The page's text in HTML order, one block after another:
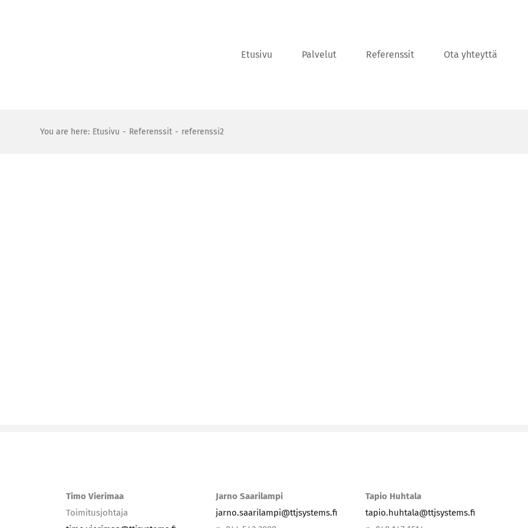
Etusivu Palvelut Referenssit Ota yhteyttä
You are here: Etusivu Referenssit referenssi2
Timo Vierimaa
Toimitusjohtaja
Jarno Saarilampi
jarno.saarilampi@ttjsystems.fi
Tapio Huhtala
tapio.huhtala@ttjsystems.fi